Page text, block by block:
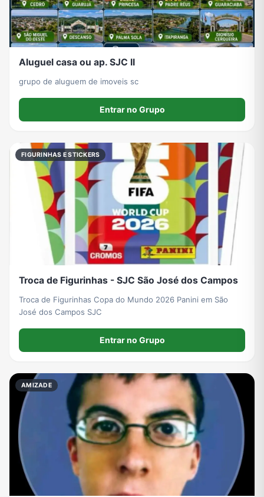
Política Profissões Receitas Redes Sociais
Viagem e Turismo Investimentos e Finanças Negócios & Empreendedorismo
Grupos de WhatsApp Free Fire
Grupo WhatsApp Corinthians Grupo WhatsApp Palmeiras
Grupos de WhatsApp Visualização de Status Grupos para Ganhar Seguidores no Instagram Grupos de Whatsapp de Kwai Grupos de WhatsApp de Tiktok
Grupos de Pix do WhatsApp Grupos de A Fazenda no WhatsApp
Divulgação Shitpost
Aluguel casa ou ap. SJC II
grupo de aluguem de imoveis sc
Entrar no Grupo
FIGURINHAS E STICKERS
Troca de Figurinhas - SJC São José dos Campos
Troca de Figurinhas Copa do Mundo 2026 Panini em São
José dos Campos SJC
Entrar no Grupo
AMIZADE